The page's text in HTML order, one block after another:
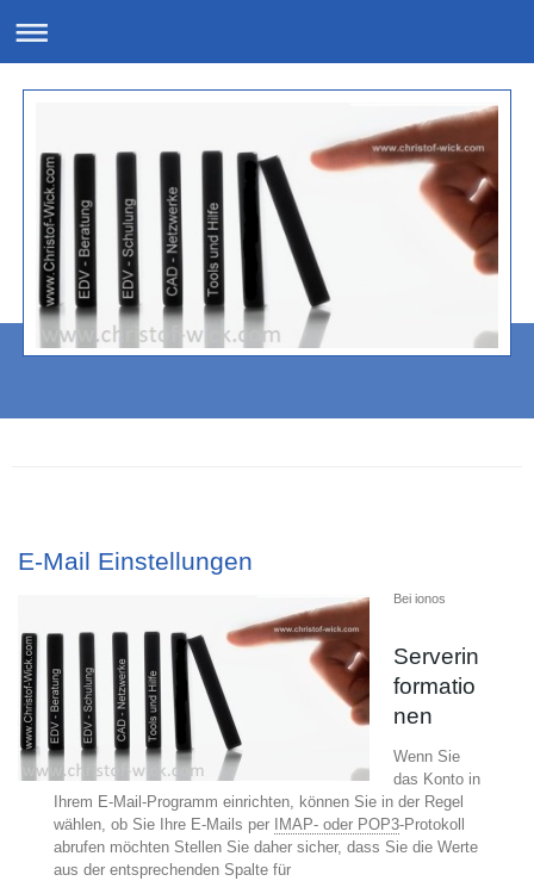
E-Mail Einstellungen
Bei ionos
Serverin
formatio
nen
Wenn Sie
das Konto in
Ihrem E-Mail-Programm einrichten, können Sie in der Regel
wählen, ob Sie Ihre E-Mails per
IMAP- oder POP3-Protokoll
abrufen möchten Stellen Sie daher sicher, dass Sie die Werte
aus der entsprechenden Spalte für